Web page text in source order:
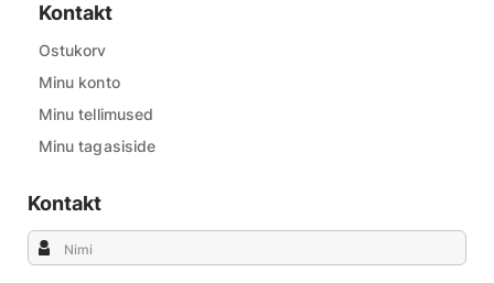
Kontakt
Ostukorv
Minu konto
Minu tellimused
Minu tagasiside
Kontakt